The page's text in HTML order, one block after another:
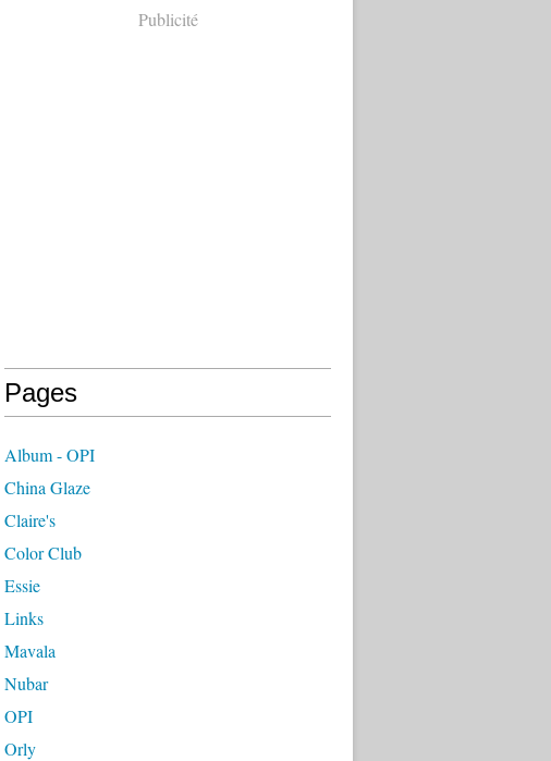
Publicité
Pages
Album - OPI
China Glaze
Claire's
Color Club
Essie
Links
Mavala
Nubar
OPI
Orly